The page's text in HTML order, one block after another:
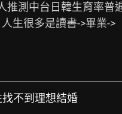
推測中台日韓生育率
生很多是讀書->畢業->
不到理想結婚